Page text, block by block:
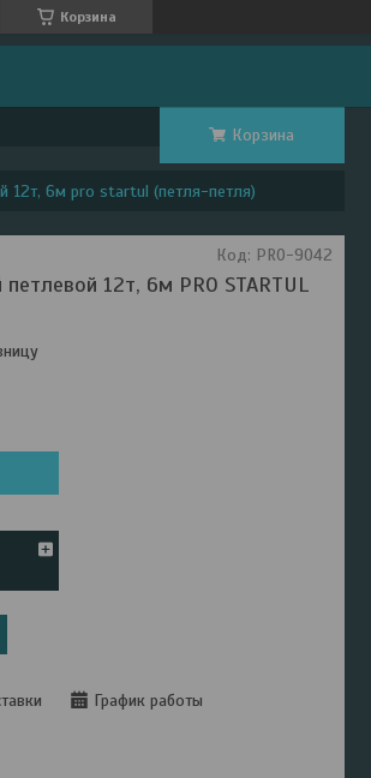
Корзина
Корзина
12т, 6м pro startul (петля-петля)
12т, 6м PRO STARTUL
Код: PRO-9042
График работы